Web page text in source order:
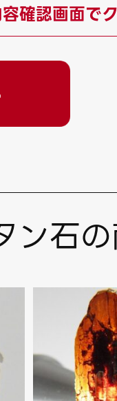
確認画面で
ン石